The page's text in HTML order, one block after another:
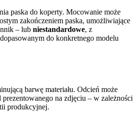
paska do koperty. Mocowanie może
zakończeniem paska, umożliwiające
– lub niestandardowe, z
do konkretnego modelu
barwę materiału. Odcień może
na zdjęciu – w zależności
produkcyjnej.